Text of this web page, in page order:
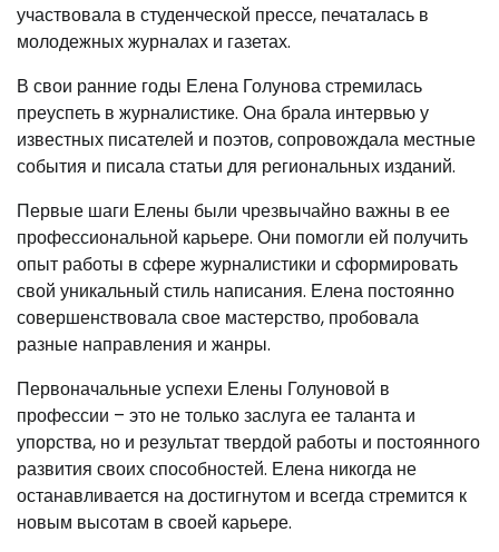
участвовала в студенческой прессе, печаталась в
молодежных журналах и газетах.
В свои ранние годы Елена Голунова стремилась
преуспеть в журналистике. Она брала интервью у
известных писателей и поэтов, сопровождала местные
события и писала статьи для региональных изданий.
Первые шаги Елены были чрезвычайно важны в ее
профессиональной карьере. Они помогли ей получить
опыт работы в сфере журналистики и сформировать
свой уникальный стиль написания. Елена постоянно
совершенствовала свое мастерство, пробовала
разные направления и жанры.
Первоначальные успехи Елены Голуновой в
профессии – это не только заслуга ее таланта и
упорства, но и результат твердой работы и постоянного
развития своих способностей. Елена никогда не
останавливается на достигнутом и всегда стремится к
новым высотам в своей карьере.